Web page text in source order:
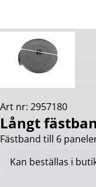
Art nr: 2957180
Långt
Fästband till 6
Kan beställas i